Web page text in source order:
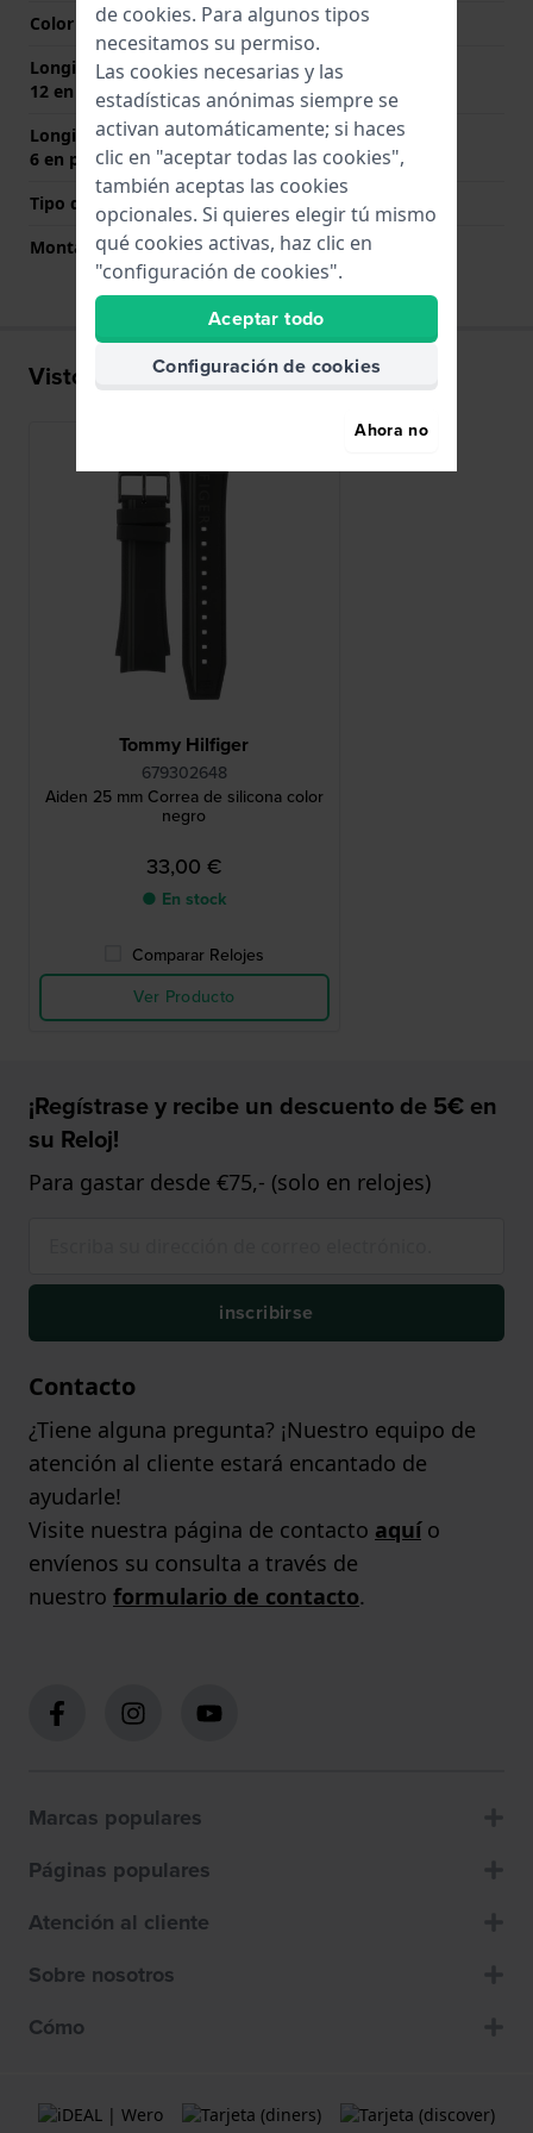
Color del cierre
Negro
Longitud de la correa a las
12 en punto (mm)
80 mm
Longitud de la correa a las
6 en punto (mm)
125 mm
Tipo de montaje
Pasadores de resorte
Montaje Recto
No
Visto recientemente
Tommy Hilfiger
679302648
Aiden 25 mm Correa de silicona color
negro
33,00 €
● En stock
Comparar Relojes
Ver Producto
¡Regístrase y recibe un descuento de 5€ en
su Reloj!
Para gastar desde €75,- (solo en relojes)
inscribirse
Contacto
¿Tiene alguna pregunta? ¡Nuestro equipo de
atención al cliente estará encantado de
ayudarle!
Visite nuestra página de contacto aquío
envíenos su consulta a través de
nuestro formulario de contacto.
Marcas populares
Páginas populares
Atención al cliente
Sobre nosotros
Cómo
de cookies. Para algunos tipos
necesitamos su permiso.
Las cookies necesarias y las
estadísticas anónimas siempre se
activan automáticamente; si haces
clic en "aceptar todas las cookies",
también aceptas las cookies
opcionales. Si quieres elegir tú mismo
qué cookies activas, haz clic en
"configuración de cookies".
Aceptar todo
Configuración de cookies
Ahora no